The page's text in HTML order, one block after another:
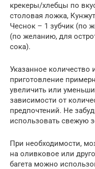
крекеры/хлебцы по
столовая ложка,
Чеснок – 1 зубчик (по
(по желанию, для
сока).
Указанное количество
приготовление
увеличить или
зависимости от
предпочтений. Не
использовать свежую
При необходимости,
на оливковое или
багета можно